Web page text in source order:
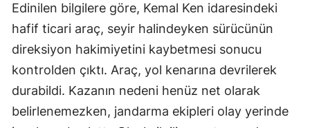
Edinilen bilgilere göre, Kemal Ken idaresindeki
hafif ticari araç, seyir halindeyken sürücünün
direksiyon hakimiyetini kaybetmesi sonucu
kontrolden çıktı. Araç, yol kenarına devrilerek
durabildi. Kazanın nedeni henüz net olarak
belirlenemezken, jandarma ekipleri olay yerinde